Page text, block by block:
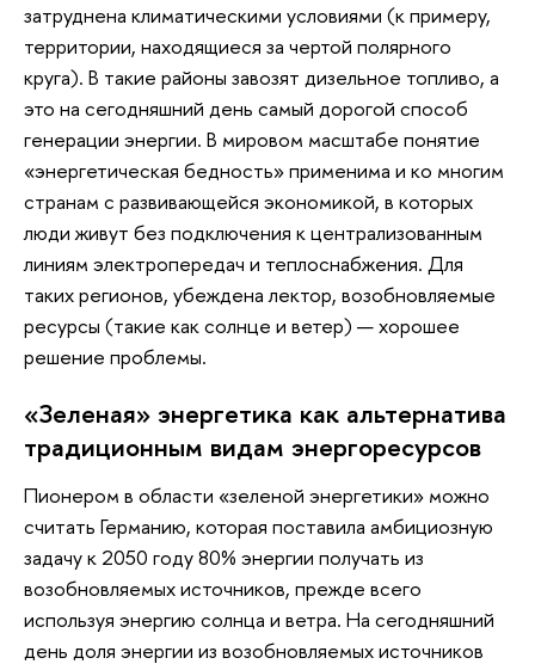
затруднена климатическими условиями (к примеру,
территории, находящиеся за чертой полярного
круга). В такие районы завозят дизельное топливо, а
это на сегодняшний день самый дорогой способ
генерации энергии. В мировом масштабе понятие
«энергетическая бедность» применима и ко многим
странам с развивающейся экономикой, в которых
люди живут без подключения к централизованным
линиям электропередач и теплоснабжения. Для
таких регионов, убеждена лектор, возобновляемые
ресурсы (такие как солнце и ветер) — хорошее
решение проблемы.
«Зеленая» энергетика как альтернатива
традиционным видам энергоресурсов
Пионером в области «зеленой энергетики» можно
считать Германию, которая поставила амбициозную
задачу к 2050 году 80% энергии получать из
возобновляемых источников, прежде всего
используя энергию солнца и ветра. На сегодняшний
день доля энергии из возобновляемых источников